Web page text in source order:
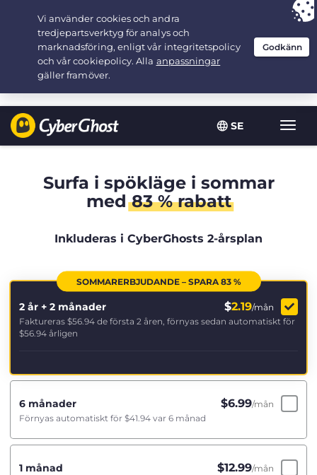
SE
Växla
Your choice:The Best Dealfor 2.1666666666667-years at $
/month
Surfa i spökläge i sommar
med83 % rabatt
Inkluderas i CyberGhosts 2-årsplan
SOMMARERBJUDANDE – SPARA 83 %
2 år + 2 månader $2.19/mån
Faktureras $56.94 de första 2 åren, förnyas sedan automatiskt för
$56.94 årligen
6 månader $6.99/mån
Förnyas automatiskt för $41.94 var 6 månad
1 månad $12.99/mån